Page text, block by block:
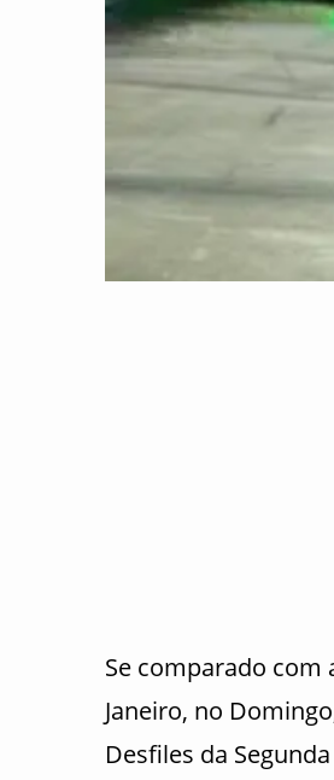
Se comparado com
Janeiro, no
Desfiles da